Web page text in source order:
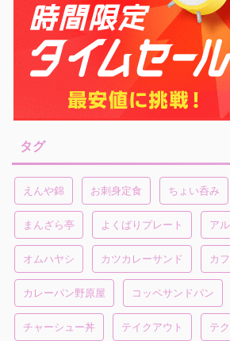
タグ
えんや錦 お刺身定食 ちょい呑み
まんざら亭 よくばりプレート ア
オムハヤシ カツカレーサンド カ
カレーパン野原屋 コッペサンドパン
チャーシュー丼 テイクアウト テ